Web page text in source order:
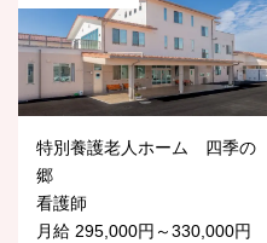
特別養護老人ホーム 四季の
郷
看護師
月給 295,000円～330,000円